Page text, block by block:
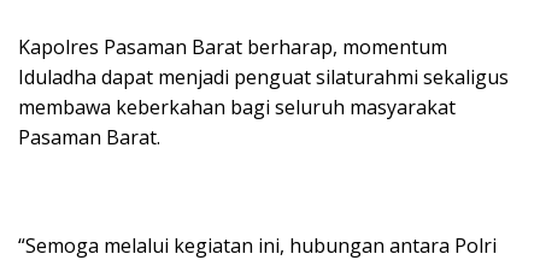
Kapolres Pasaman Barat berharap, momentum
Iduladha dapat menjadi penguat silaturahmi sekaligus
membawa keberkahan bagi seluruh masyarakat
Pasaman Barat.
“Semoga melalui kegiatan ini, hubungan antara Polri